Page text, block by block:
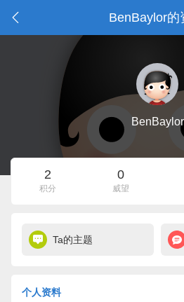
BenBaylor的
BenBaylor
2
积分
0
威望
Ta的主题
个人资料